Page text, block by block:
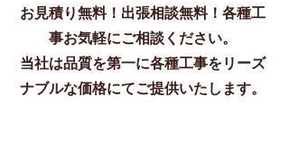
お見積り無料！出張相談無料！各種工
事お気軽にご相談ください。
​当社は品質を第一に各種工事をリーズ
ナブルな価格にてご提供いたします。